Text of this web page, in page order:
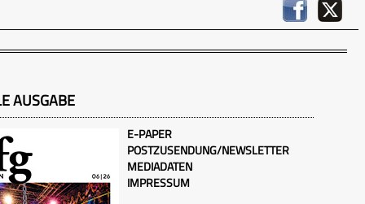
AUSGABE
E-PAPER
POSTZUSENDUNG/NEWSLETTER
MEDIADATEN
IMPRESSUM